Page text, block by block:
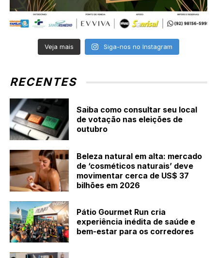
Veja mais Siga-nos no Instagram
RECENTES
Saiba como consultar seu local
de votação nas eleições de
outubro
Beleza natural em alta: mercado
de ‘cosméticos naturais’ deve
movimentar cerca de US$ 37
bilhões em 2026
Pátio Gourmet Run cria
experiência inédita de saúde e
bem-estar para os corredores